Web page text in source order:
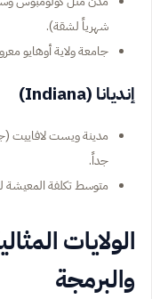
شهرياً لشقة).
جامعة ولاية أوهايو
إنديانا (Indiana)
مدينة ويست لافاييت
جداً.
متوسط تكلفة المعيشة للطالب
الولايات
والبرمجة